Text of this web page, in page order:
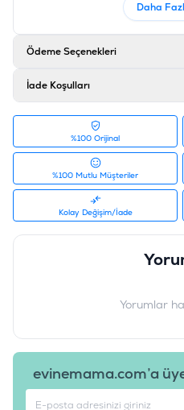
Somon, tavuk, havuç,
taurin, vitaminler,
Nem %90, Protein %6.5,
Ürün Filtreleri
Tedarikçi Ürün Kodu
:
Daha
Ödeme Seçenekleri
İade Koşulları
%100 Orijinal
%100 Mutlu Müşteriler
Kolay Değişim/İade
Yorumlar
evinemama.com’a